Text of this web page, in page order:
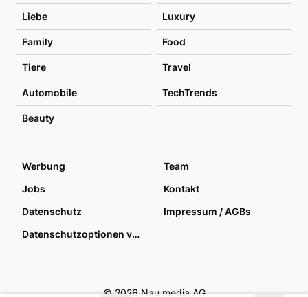
Liebe Luxury
Family Food
Tiere Travel
Automobile TechTrends
Beauty
Werbung
Team
Jobs
Kontakt
Datenschutz
Impressum / AGBs
Datenschutzoptionen verwalten
© 2026 Nau media AG